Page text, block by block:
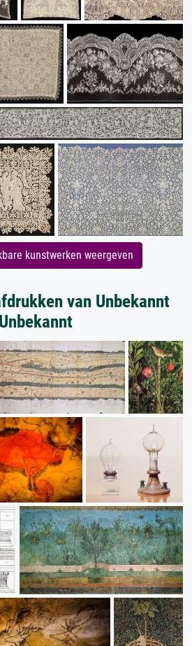
kunstwerken weergeven
van Unbekannt
Unbekannt